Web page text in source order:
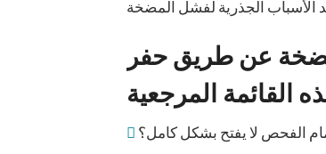
عن طريق حفر
الفحص لا يفتح بشكل كامل؟